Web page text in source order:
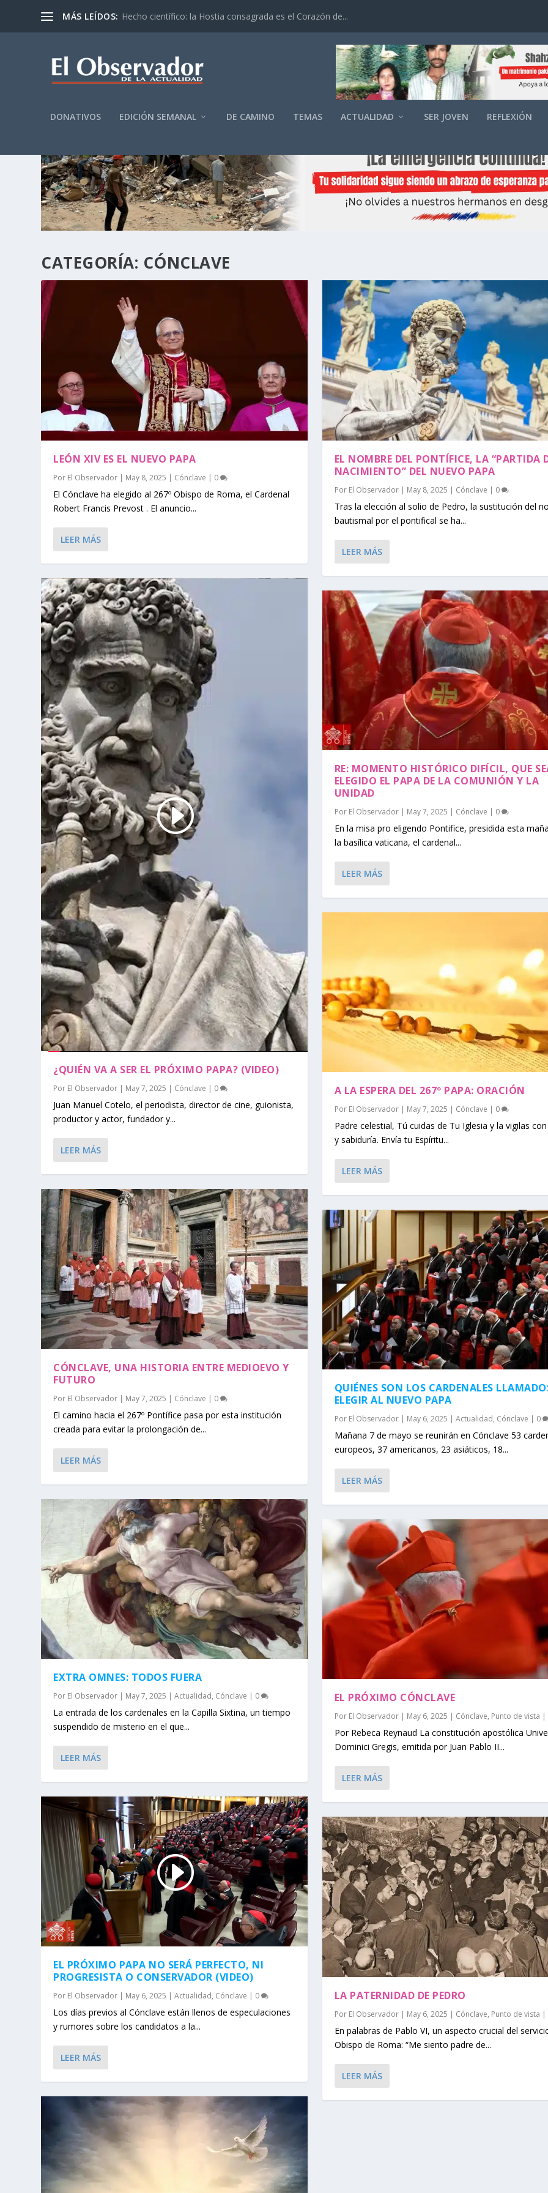
MÁS LEÍDOS: Hecho científico: la Hostia consagrada es el Corazón de...
DONATIVOS EDICIÓN SEMANAL DE CAMINO TEMAS ACTUALIDAD SER JOVEN REFLEXIÓN
CATEGORÍA: CÓNCLAVE
LEÓN XIV ES EL NUEVO PAPA
Por El Observador | May 8, 2025 | Cónclave | 0
El Cónclave ha elegido al 267º Obispo de Roma, el Cardenal
Robert Francis Prevost . El anuncio...
LEER MÁS
¿QUIÉN VA A SER EL PRÓXIMO PAPA? (VIDEO)
Por El Observador | May 7, 2025 | Cónclave | 0
Juan Manuel Cotelo, el periodista, director de cine, guionista,
productor y actor, fundador y...
LEER MÁS
CÓNCLAVE, UNA HISTORIA ENTRE MEDIOEVO Y
FUTURO
Por El Observador | May 7, 2025 | Cónclave | 0
El camino hacia el 267º Pontífice pasa por esta institución
creada para evitar la prolongación de...
LEER MÁS
EXTRA OMNES: TODOS FUERA
Por El Observador | May 7, 2025 |Actualidad, Cónclave | 0
La entrada de los cardenales en la Capilla Sixtina, un tiempo
suspendido de misterio en el que...
LEER MÁS
EL PRÓXIMO PAPA NO SERÁ PERFECTO, NI
PROGRESISTA O CONSERVADOR (VIDEO)
Por El Observador | May 6, 2025 |Actualidad, Cónclave | 0
Los días previos al Cónclave están llenos de especulaciones
y rumores sobre los candidatos a la...
LEER MÁS
EL NOMBRE DEL PONTÍFICE, LA “PARTIDA
NACIMIENTO” DEL NUEVO PAPA
Por El Observador| May 8, 2025 | Cónclave | 0
Tras la elección al solio de Pedro, la sustitución del
bautismal por el pontifical se ha...
LEER MÁS
RE: MOMENTO HISTÓRICO DIFÍCIL, QUE
ELEGIDO EL PAPA DE LA COMUNIÓN Y LA
UNIDAD
Por El Observador| May 7, 2025 | Cónclave | 0
En la misa pro eligendo Pontifice, presidida esta
la basílica vaticana, el cardenal...
LEER MÁS
A LA ESPERA DEL 267º PAPA: ORACIÓN
Por El Observador| May 7, 2025 | Cónclave | 0
Padre celestial, Tú cuidas de Tu Iglesia y la vigilas
y sabiduría. Envía tu Espíritu...
LEER MÁS
QUIÉNES SON LOS CARDENALES
ELEGIR AL NUEVO PAPA
Por El Observador| May 6, 2025 | Actualidad, Cónclave | 0
Mañana 7 de mayo se reunirán en Cónclave 53
europeos, 37 americanos, 23 asiáticos, 18...
LEER MÁS
EL PRÓXIMO CÓNCLAVE
Por El Observador| May 6, 2025 | Cónclave, Punto de vista |
Por Rebeca Reynaud La constitución apostólica
Dominici Gregis, emitida por Juan Pablo II...
LEER MÁS
LA PATERNIDAD DE PEDRO
Por El Observador| May 6, 2025 | Cónclave, Punto de vista |
En palabras de Pablo VI, un aspecto crucial del
Obispo de Roma: “Me siento padre de...
LEER MÁS